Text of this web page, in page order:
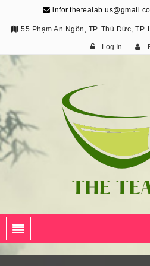
55 Phạm An Ngôn, TP. Thủ Đức, TP.
Log In